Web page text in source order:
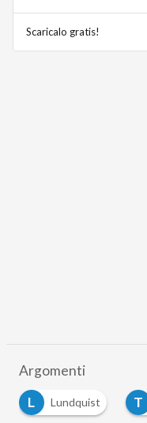
Scaricalo gratis!
Argomenti
L
Lundquist T